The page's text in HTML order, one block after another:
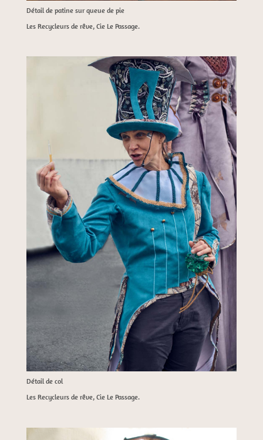
Détail de patine sur queue de pie
Les Recycleurs de rêve, Cie Le Passage.
Détail de col
Les Recycleurs de rêve, Cie Le Passage.